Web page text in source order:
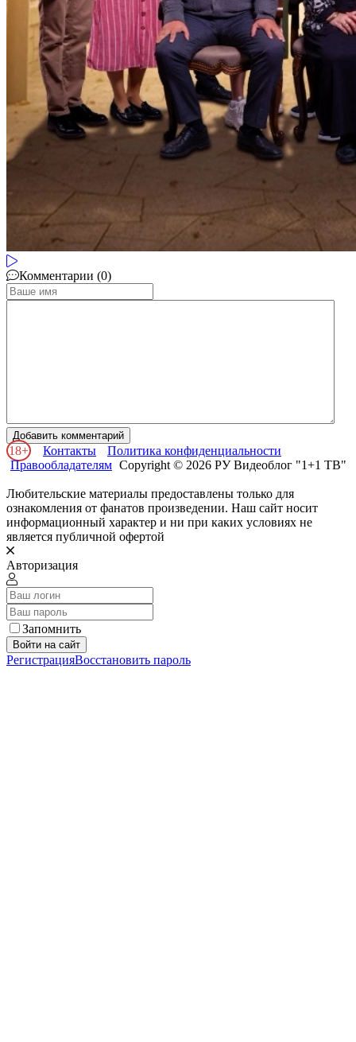
Комментарии (0)
Добавить комментарий
18+ Контакты
Политика конфиденциальности
Правообладателям Copyright © 2026 РУ Видеоблог "1+1 ТВ"
Любительские материалы предоставлены только для
ознакомления от фанатов произведении. Наш сайт носит
информационный характер и ни при каких условиях не
является публичной офертой
Авторизация
Запомнить
Войти на сайт
РегистрацияВосстановить пароль